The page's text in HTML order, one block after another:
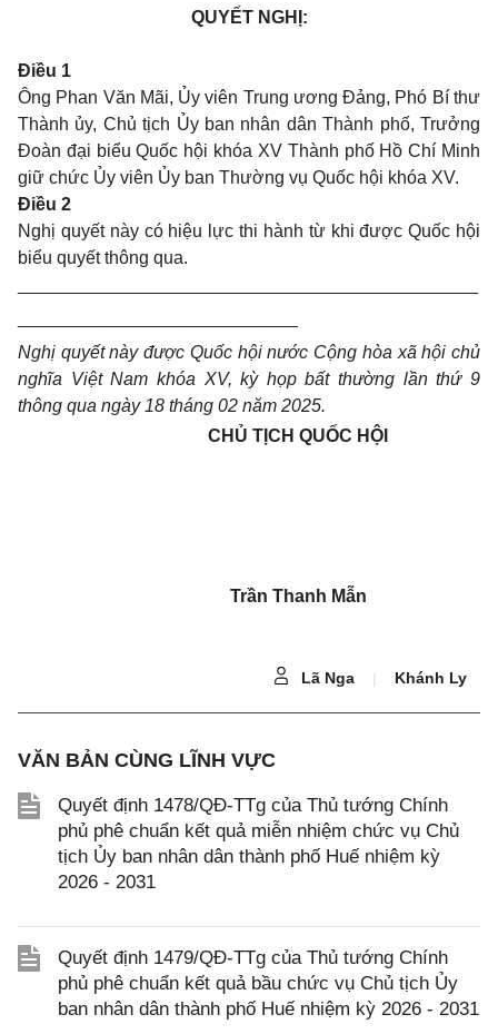
QUYẾT NGHỊ:
Điều 1
Ông Phan Văn Mãi, Ủy viên Trung ương Đảng, Phó Bí thư
Thành ủy, Chủ tịch Ủy ban nhân dân Thành phố, Trưởng
Đoàn đại biểu Quốc hội khóa XV Thành phố Hồ Chí Minh
giữ chức Ủy viên Ủy ban Thường vụ Quốc hội khóa XV.
Điều 2
Nghị quyết này có hiệu lực thi hành từ khi được Quốc hội
biểu quyết thông qua.
Nghị quyết này được Quốc hội nước Cộng hòa xã hội chủ
nghĩa Việt Nam khóa XV, kỳ họp bất thường lần thứ 9
thông qua ngày 18 tháng 02 năm 2025.
CHỦ TỊCH QUỐC HỘI
Trần Thanh Mẫn
Lã Nga | Khánh Ly
VĂN BẢN CÙNG LĨNH VỰC
Quyết định 1478/QĐ-TTg của Thủ tướng Chính
phủ phê chuẩn kết quả miễn nhiệm chức vụ Chủ
tịch Ủy ban nhân dân thành phố Huế nhiệm kỳ
2026 - 2031
Quyết định 1479/QĐ-TTg của Thủ tướng Chính
phủ phê chuẩn kết quả bầu chức vụ Chủ tịch Ủy
ban nhân dân thành phố Huế nhiệm kỳ 2026 - 2031